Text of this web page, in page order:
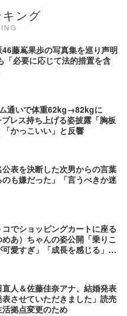
ング
藤嶌果歩の写真集を巡り声明
「必要に応じて法的措置を含
通いで体重62kg→82kgに
レス持ち上げる姿披露「胸板
かっこいい」と反響
表を決断した次男からの言葉
のも嫌だった」「言うべきか迷
でショッピングカートに座る
あ）ちゃんの姿公開「乗りこ
愛すぎ」「成長を感じる」の
人＆佐藤佳奈アナ、結婚発表
表させていただきました」読売
拠点変更のため